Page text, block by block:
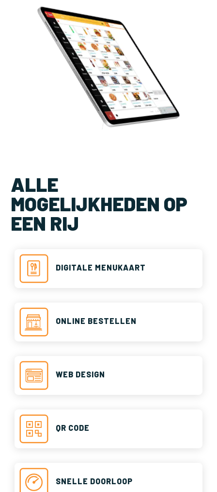
ALLE
MOGELIJKHEDEN OP
EEN RIJ
DIGITALE MENUKAART
ONLINE BESTELLEN
WEB DESIGN
QR CODE
SNELLE DOORLOOP